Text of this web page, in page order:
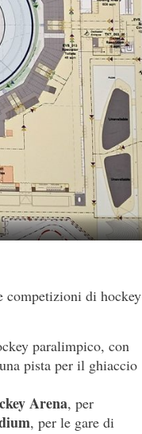
competizioni di hockey
paralimpico, con
pista per il ghiaccio
Arena, per
, per le gare di